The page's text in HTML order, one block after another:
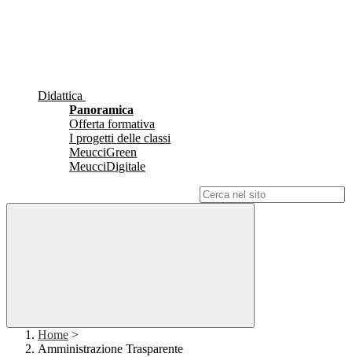
Didattica
Panoramica
Offerta formativa
I progetti delle classi
MeucciGreen
MeucciDigitale
Home >
Amministrazione Trasparente